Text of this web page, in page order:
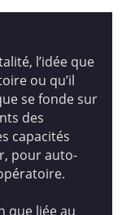
l’idée que
ou qu’il
se fonde sur
des
capacités
pour auto-
que liée au